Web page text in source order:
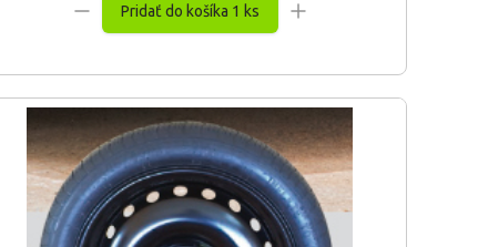
Pridať do košíka 1 ks